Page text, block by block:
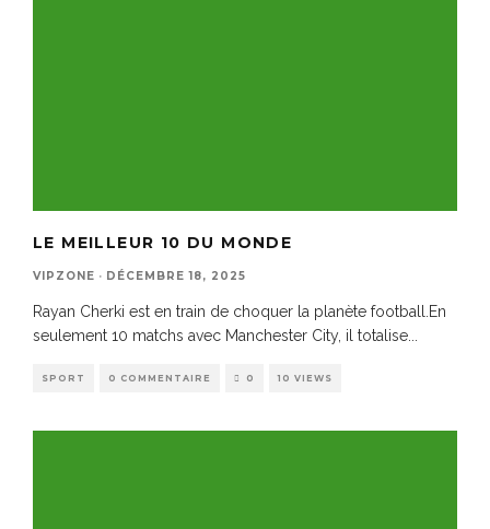
LE MEILLEUR 10 DU MONDE
VIPZONE · DÉCEMBRE 18, 2025
Rayan Cherki est en train de choquer la planète football.En
seulement 10 matchs avec Manchester City, il totalise
SPORT 0 COMMENTAIRE 0 10 VIEWS